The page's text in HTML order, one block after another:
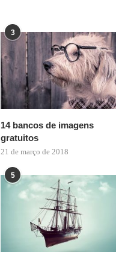
3
14 bancos de imagens
gratuitos
21 de março de 2018
5